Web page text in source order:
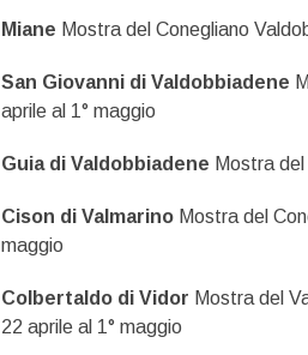
Miane Mostra del Conegliano
San Giovanni di Valdobbiadene
aprile al 1° maggio
Guia di Valdobbiadene Mostra
Cison di ValmarinoMostra del
maggio
Colbertaldo di Vidor Mostra del
22 aprile al 1° maggio